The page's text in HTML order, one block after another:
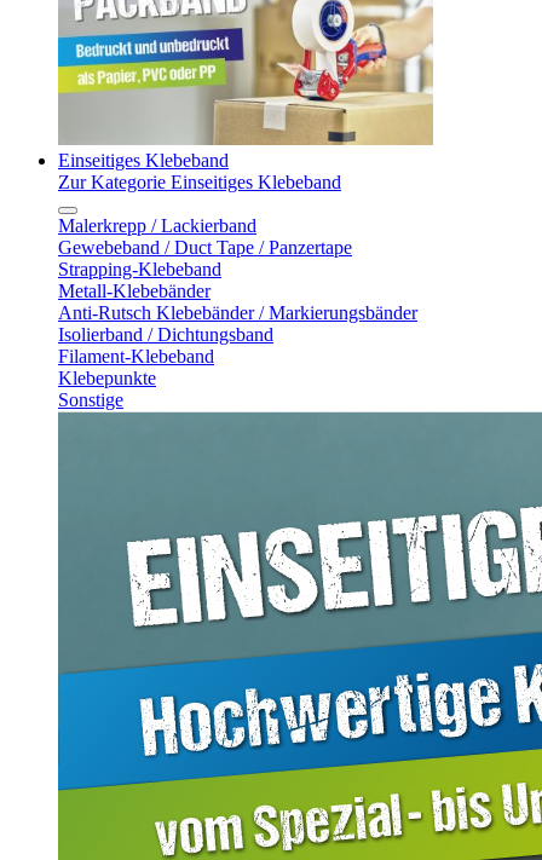
Einseitiges Klebeband
Zur Kategorie Einseitiges Klebeband
Malerkrepp / Lackierband
Gewebeband / Duct Tape / Panzertape
Strapping-Klebeband
Metall-Klebebänder
Anti-Rutsch Klebebänder / Markierungsbänder
Isolierband / Dichtungsband
Filament-Klebeband
Klebepunkte
Sonstige